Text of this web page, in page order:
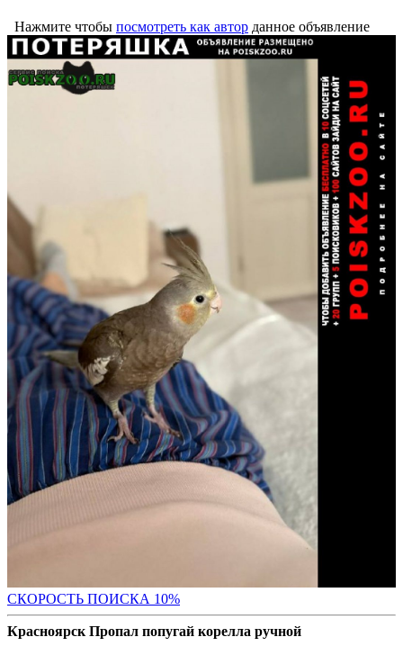
Нажмите чтобы посмотреть как автор данное объявление
СКОРОСТЬ ПОИСКА 10%
Красноярск Пропал попугай корелла ручной